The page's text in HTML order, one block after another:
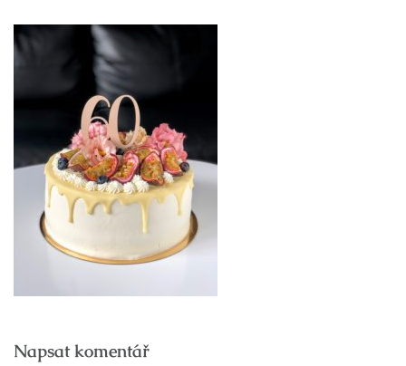
Napsat komentář